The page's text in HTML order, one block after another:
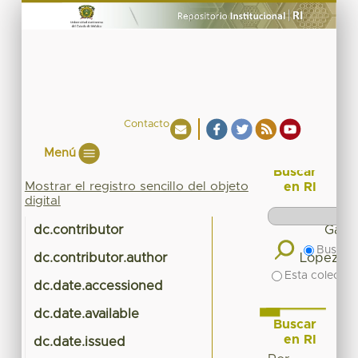
Contacto
Menú
Mostrar el registro sencillo del objeto
digital
dc.contributor
dc.contributor.author López
dc.date.accessioned
dc.date.available
dc.date.issued
Buscar
en RI
Buscar
Esta
Buscar
en RI